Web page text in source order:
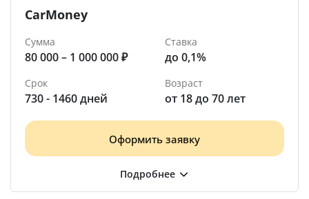
CarMoney
Сумма
80 000 – 1 000 000 ₽
Ставка
до 0,1%
Срок
730 - 1460 дней
Возраст
от 18 до 70 лет
Оформить заявку